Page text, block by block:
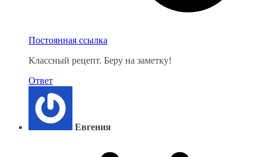
Постоянная ссылка
Классный рецепт. Беру на заметку!
Ответ
Евгения